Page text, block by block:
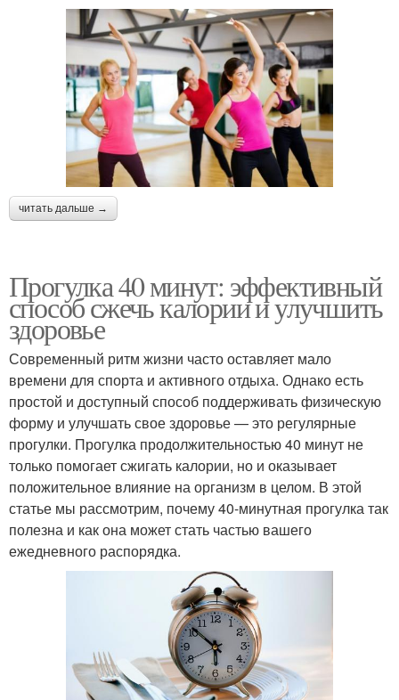
читать дальше →
Прогулка 40 минут: эффективный
способ сжечь калории и улучшить
здоровье
Современный ритм жизни часто оставляет мало
времени для спорта и активного отдыха. Однако есть
простой и доступный способ поддерживать физическую
форму и улучшать свое здоровье — это регулярные
прогулки. Прогулка продолжительностью 40 минут не
только помогает сжигать калории, но и оказывает
положительное влияние на организм в целом. В этой
статье мы рассмотрим, почему 40-минутная прогулка так
полезна и как она может стать частью вашего
ежедневного распорядка.